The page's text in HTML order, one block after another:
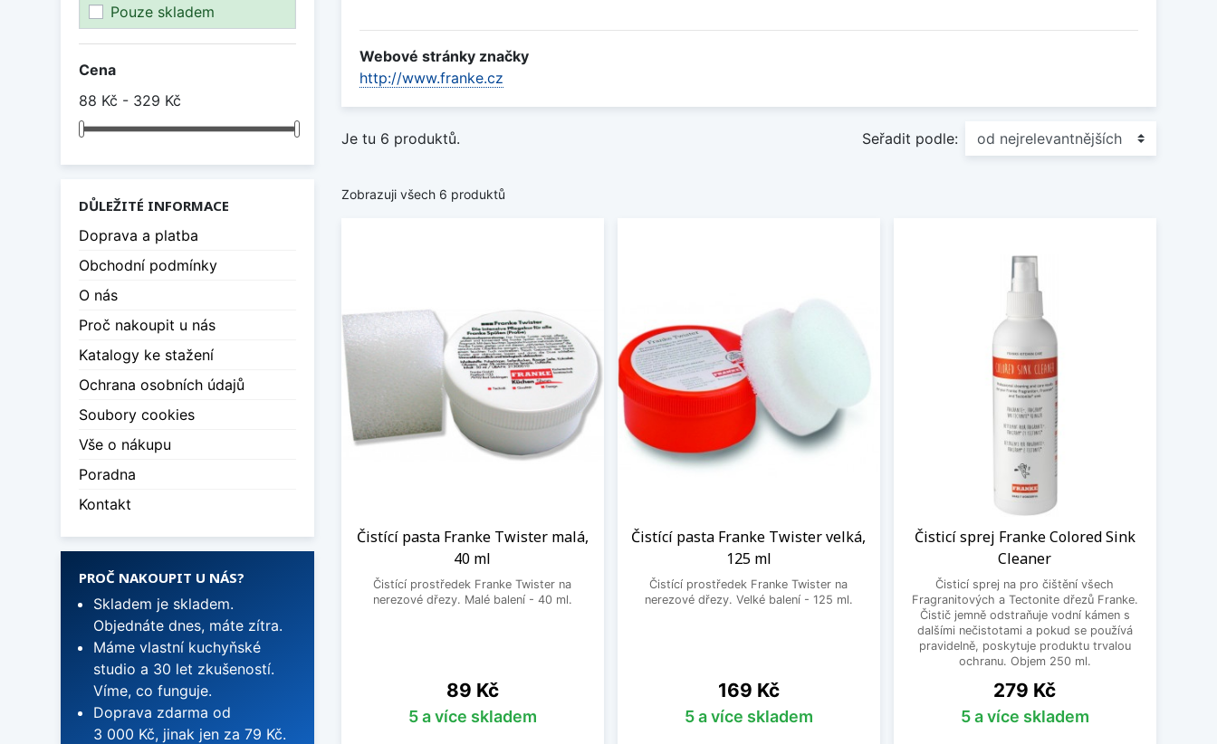
Pouze skladem
Cena
88 Kč - 329 Kč
DŮLEŽITÉ INFORMACE
Doprava a platba
Obchodní podmínky
O nás
Proč nakoupit u nás
Katalogy ke stažení
Ochrana osobních údajů
Soubory cookies
Vše o nákupu
Poradna
Kontakt
PROČ NAKOUPIT U NÁS?
Skladem je skladem.
Objednáte dnes, máte zítra.
Máme vlastní kuchyňské
studio a 30 let zkušeností.
Víme, co funguje.
Doprava zdarma od
3 000 Kč, jinak jen za 79 Kč.
Webové stránky značky
http://www.franke.cz
Je tu 6 produktů. Seřadit podle:
Zobrazuji všech 6 produktů
Čistící pasta Franke Twister malá,
40 ml
Čistící prostředek Franke Twister na
nerezové dřezy. Malé balení - 40 ml.
Cena
89 Kč
5 a více skladem
Čistící pasta Franke Twister velká,
125 ml
Čistící prostředek Franke Twister na
nerezové dřezy. Velké balení - 125 ml.
Cena
169 Kč
5 a více skladem
Čisticí sprej Franke Colored Sink
Cleaner
Čisticí sprej na pro čištění všech
Fragranitových a Tectonite dřezů Franke.
Čistič jemně odstraňuje vodní kámen s
dalšími nečistotami a pokud se používá
pravidelně, poskytuje produktu trvalou
ochranu. Objem 250 ml.
Cena
279 Kč
5 a více skladem